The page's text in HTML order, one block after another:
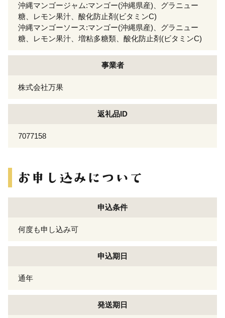
沖縄マンゴージャム:マンゴー(沖縄県産)、グラニュー
糖、レモン果汁、酸化防止剤(ビタミンC)
沖縄マンゴーソース:マンゴー(沖縄県産)、グラニュー
糖、レモン果汁、増粘多糖類、酸化防止剤(ビタミンC)
事業者
株式会社万果
返礼品ID
7077158
申込条件
何度も申し込み可
申込期日
通年
発送期日